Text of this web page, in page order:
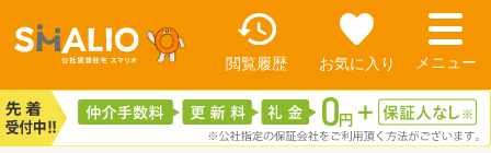
閲覧履歴 お気に入り